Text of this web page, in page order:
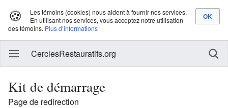
🍪
Les témoins (cookies) nous aident à fournir nos services.
En utilisant nos services, vous acceptez notre utilisation
des témoins. Plus d’informations
CerclesRestauratifs.org
Kit de démarrage
Page de redirection